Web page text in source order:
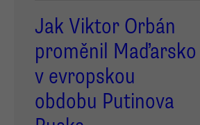
Jak Viktor Orbán
proměnil Maďarsko
v evropskou
obdobu Putinova